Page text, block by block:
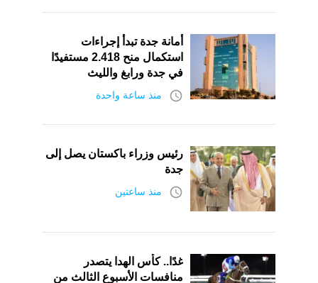
أمانة جدة تبدأ إجراءات
استكمال منح 2.418 مستفيدًا
في جدة ورابغ والليث
access_time منذ ساعة واحدة
رئيس وزراء باكستان يصل إلى
جدة
access_time منذ ساعتين
غدًا.. كأس الهدا يتصدر
منافسات الأسبوع الثالث من